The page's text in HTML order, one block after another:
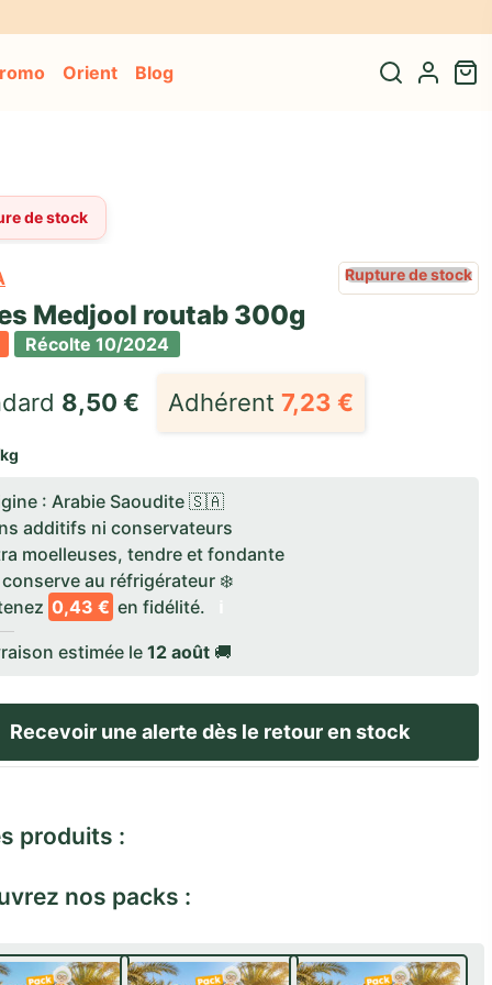
Orient Blog
de stock
Rupture de stock
Medjool routab 300g
Récolte 10/2024
8,50 € Adhérent 7,23 €
: Arabie Saoudite 🇸🇦
additifs ni conservateurs
moelleuses, tendre et fondante
conserve au réfrigérateur ❄️
0,43 € en fidélité.
estimée le 12 août 🚚
produits :
nos packs :